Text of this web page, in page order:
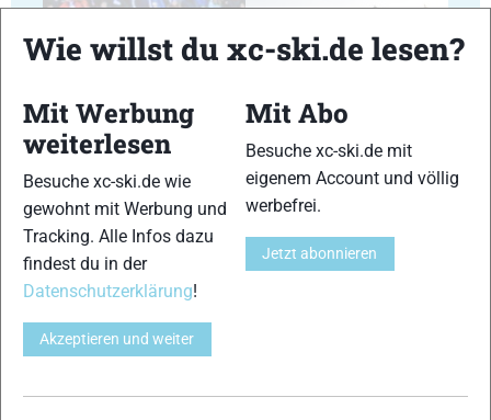
31 32
Wie willst du xc-ski.de lesen?
Mit Werbung
weiterlesen
Besuche xc-ski.de wie
gewohnt mit Werbung und
Tracking. Alle Infos dazu
findest du in der
Datenschutzerklärung!
Akzeptieren und weiter
Mit Abo
Besuche xc-ski.de mit
eigenem Account und völlig
werbefrei.
Jetzt abonnieren